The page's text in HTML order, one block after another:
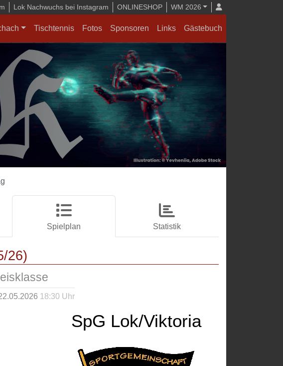
Lok Nachwuchs bei Instagram ONLINESHOP WM 2026
Tischtennis Fotos Sponsoren Links Gästebuch
Spielplan Statistik
26)
18:30 Uhr
SpG Lok/Viktoria